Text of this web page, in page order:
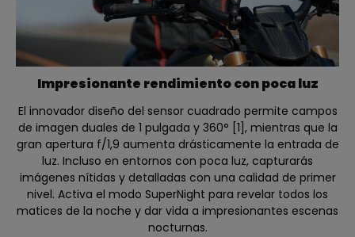
Impresionante rendimiento con poca luz
El innovador diseño del sensor cuadrado permite campos
de imagen duales de 1 pulgada y 360° [1], mientras que la
gran apertura f/1,9 aumenta drásticamente la entrada de
luz. Incluso en entornos con poca luz, capturarás
imágenes nítidas y detalladas con una calidad de primer
nivel. Activa el modo SuperNight para revelar todos los
matices de la noche y dar vida a impresionantes escenas
nocturnas.